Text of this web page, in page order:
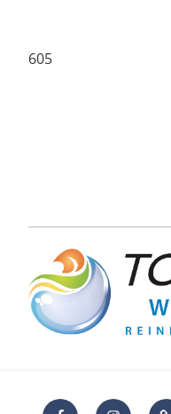
605
FacebookInstagram